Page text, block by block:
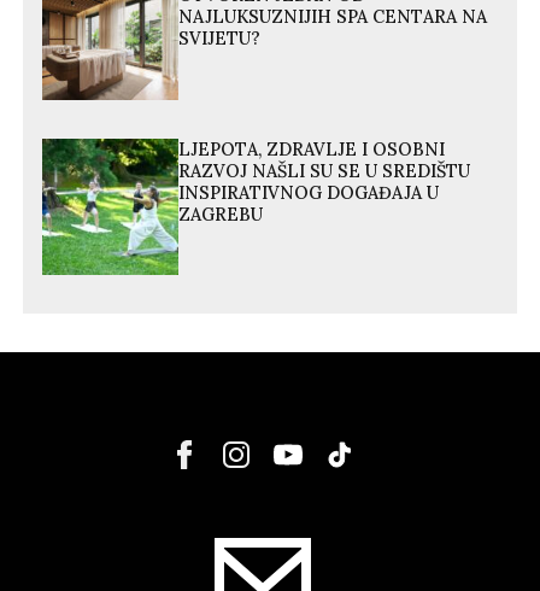
NAJLUKSUZNIJIH SPA CENTARA NA
SVIJETU?
LJEPOTA, ZDRAVLJE I OSOBNI
RAZVOJ NAŠLI SU SE U SREDIŠTU
INSPIRATIVNOG DOGAĐAJA U
ZAGREBU